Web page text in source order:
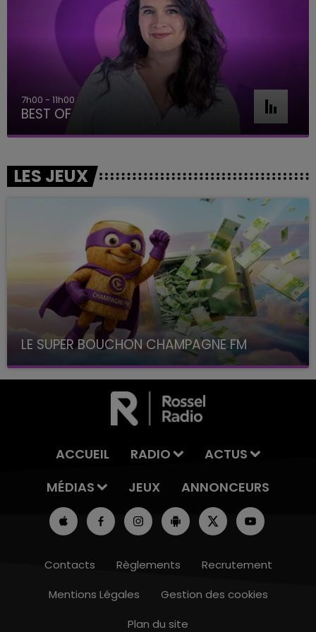
16h00 - 20h00
7h00 - 11h00
BEST OF
LES JEUX
LE SUPER BOUCHON CHAMPAGNE FM
avec La Famille Champagne FM, à 8H10
ACCUEIL RADIO
ACTUS
MÉDIAS
JEUX ANNONCEURS
Contacts Règlements
Recrutement
Mentions Légales
Gestion des cookies
Plan du site